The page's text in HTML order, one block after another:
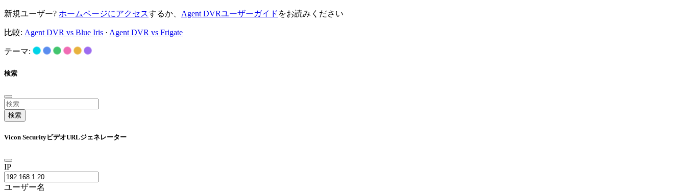
新規ユーザー? ホームページにアクセスするか、 Agent DVRユーザーガイド をお読みください
比較: Agent DVR vs Blue Iris · Agent DVR vs Frigate
テーマ:
検索
検索
Vicon SecurityビデオURLジェネレーター
IP
ユーザー名